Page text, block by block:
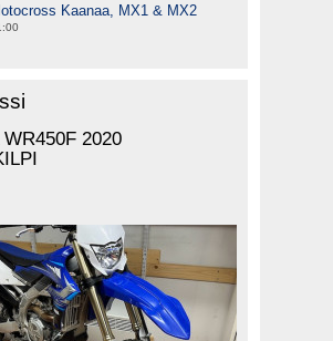
Kaanaa, MX1 & MX2
WR450F 2020